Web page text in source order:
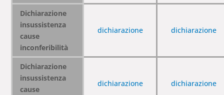
Dichiarazione
insussistenza
cause
inconferibilità
dichiarazione dichiarazione
Dichiarazione
insussistenza
cause
dichiarazione dichiarazione